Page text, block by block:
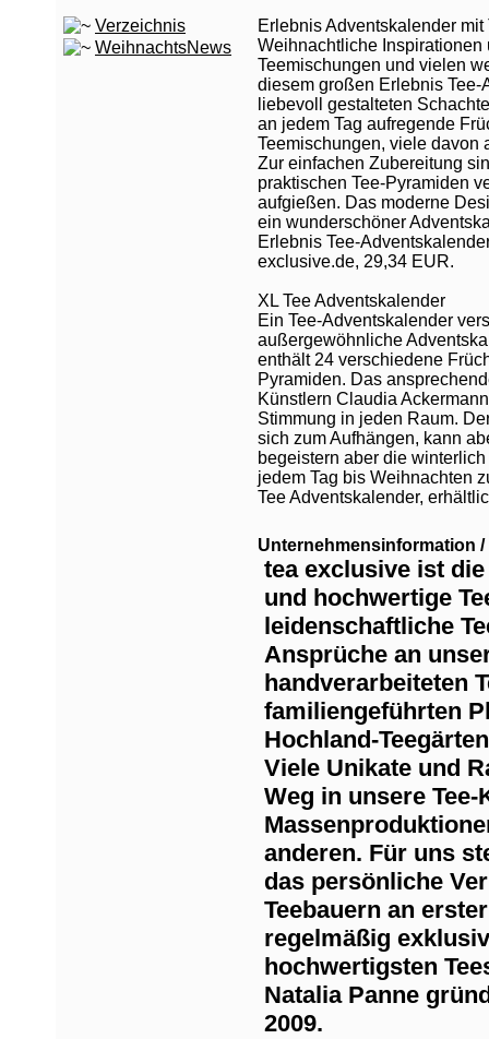
Verzeichnis
WeihnachtsNews
Erlebnis Adventskalender mit
Weihnachtliche
Teemischungen und vielen
diesem großen Erlebnis
liebevoll gestalteten
an jedem Tag aufregende
Teemischungen, viele davon
Zur einfachen Zubereitung
praktischen Tee-Pyramiden
aufgießen. Das moderne
ein wunderschöner
Erlebnis Tee-
exclusive.de, 29,34 EUR.
XL Tee Adventskalender
Ein Tee-Adventskalender
außergewöhnliche
enthält 24 verschiedene
Pyramiden. Das
Künstlern Claudia
Stimmung in jeden Raum.
sich zum Aufhängen, kann
begeistern aber die
jedem Tag bis Weihnachten
Tee Adventskalender,
Unternehmensinformation
tea exclusive ist
und hochwertige
leidenschaftliche
Ansprüche an
handverarbeiteten
familiengeführten
Hochland-
Viele Unikate und
Weg in unsere
anderen. Für uns
das persönliche
Teebauern an
regelmäßig
hochwertigsten
Natalia Panne
2009.